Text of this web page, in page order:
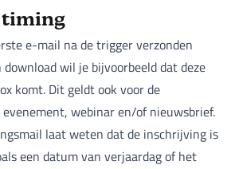
timing
e-mail na de trigger verzonden
wil je bijvoorbeeld dat deze
komt. Dit geldt ook voor de
webinar en/of nieuwsbrief.
laat weten dat de inschrijving is
een datum van verjaardag of het